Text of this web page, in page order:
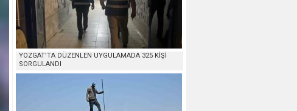
YOZGAT’TA DÜZENLEN UYGULAMADA 325 KİŞİ
SORGULANDI